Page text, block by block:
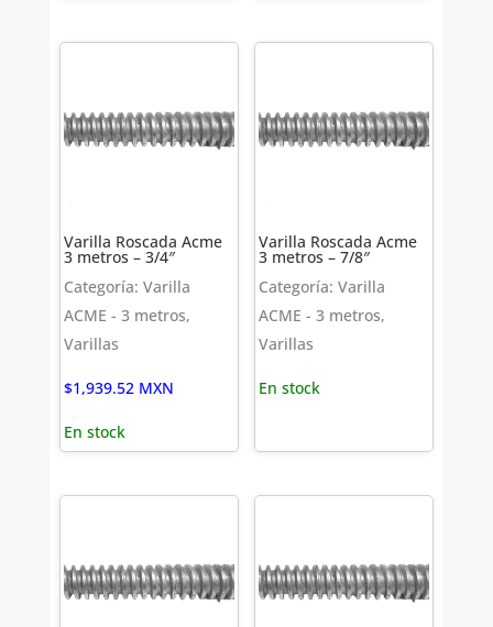
Varilla Roscada Acme
3 metros – 3/4″
Categoría: Varilla
ACME - 3 metros,
Varillas
$1,939.52 MXN
En stock
Varilla Roscada Acme
3 metros – 7/8″
Categoría: Varilla
ACME - 3 metros,
Varillas
En stock